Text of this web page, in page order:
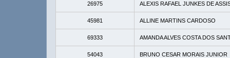
26975 ALEXIS RAFAEL JUNKES DE
45981 ALLINE MARTINS CARDOSO
69333 AMANDA ALVES COSTA DOS
54043 BRUNO CESAR MORAIS JUNIOR